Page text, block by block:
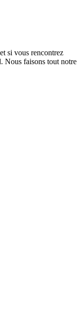
si vous rencontrez
Nous faisons tout notre